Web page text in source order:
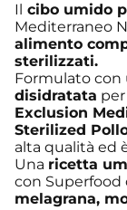
Il cibo umido
Mediterraneo
alimento
sterilizzati.
Formulato con
disidratata
Exclusion
Sterilized
alta qualità ed
Una ricetta
con Superfood
melagrana,